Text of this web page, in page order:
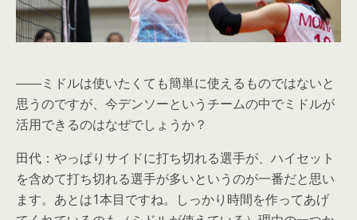
――ミドルは使いたくても簡単に使えるものではないと
思うのですが、今デンソーというチームの中でミドルが
活用できるのはなぜでしょうか？
田代：やっぱりサイドに打ち切れる選手が、ハイセット
を含めて打ち切れる選手が多いというのが一番だと思い
ます。あとは1本目ですね。しっかり時間を作ってあげ